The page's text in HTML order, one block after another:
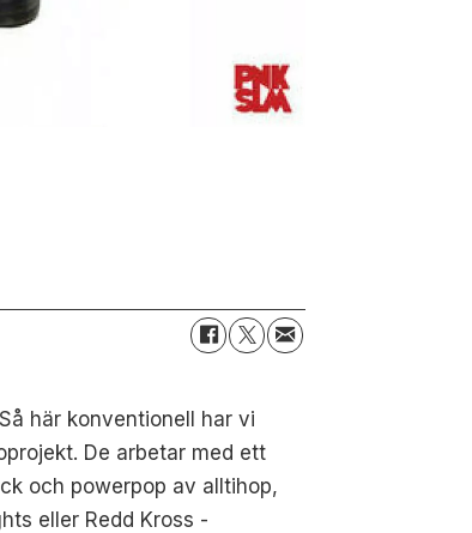
här konventionell har vi
. De arbetar med ett
och powerpop av alltihop,
eller Redd Kross -